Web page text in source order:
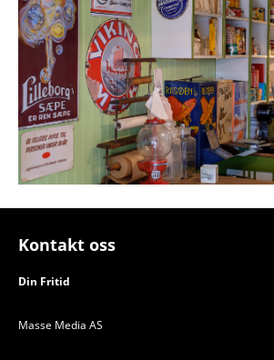
Kontakt oss
Din Fritid
Masse Media AS